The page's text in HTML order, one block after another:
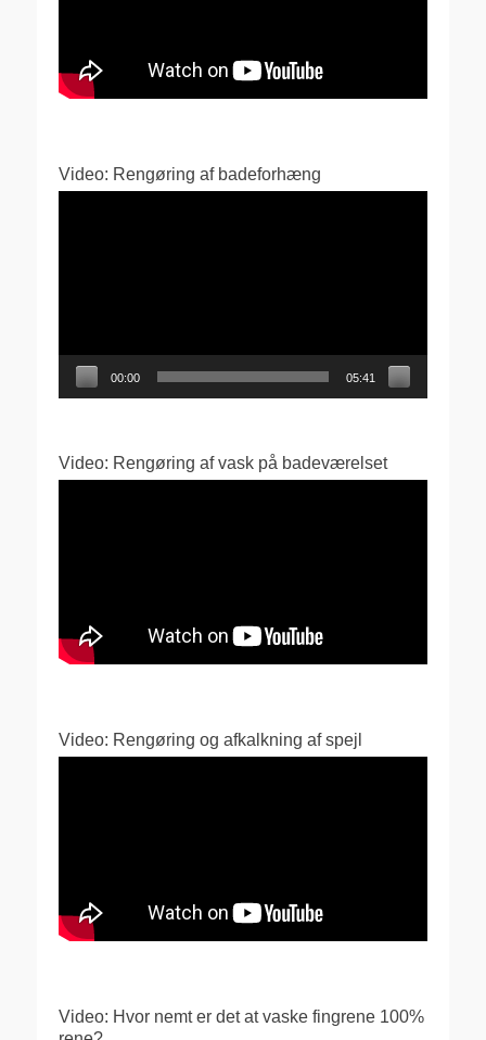
Video: Rengøring af badeforhæng
00:00 05:41
Video: Rengøring af vask på badeværelset
Video: Rengøring og afkalkning af spejl
Video: Hvor nemt er det at vaske fingrene 100%